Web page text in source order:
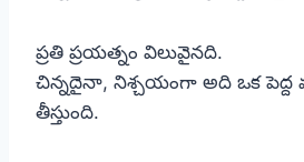
ప్రతి ప్రయత్నం విలువైనది.
చిన్నదైనా, నిశ్చయంగా అది ఒక పెద్ద
తీస్తుంది.